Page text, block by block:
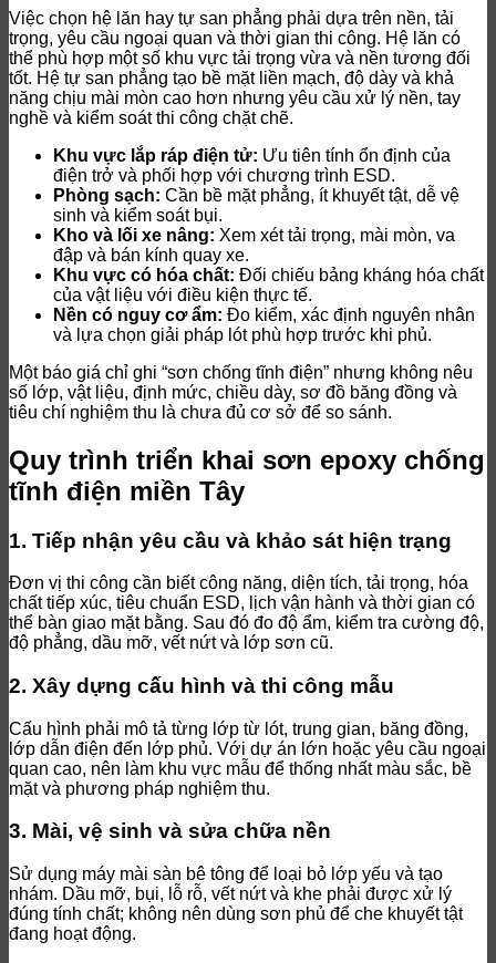
Việc chọn hệ lăn hay tự san phẳng phải dựa trên nền, tải
trọng, yêu cầu ngoại quan và thời gian thi công. Hệ lăn có
thể phù hợp một số khu vực tải trọng vừa và nền tương đối
tốt. Hệ tự san phẳng tạo bề mặt liền mạch, độ dày và khả
năng chịu mài mòn cao hơn nhưng yêu cầu xử lý nền, tay
nghề và kiểm soát thi công chặt chẽ.
Khu vực lắp ráp điện tử: Ưu tiên tính ổn định của
điện trở và phối hợp với chương trình ESD.
Phòng sạch: Cần bề mặt phẳng, ít khuyết tật, dễ vệ
sinh và kiểm soát bụi.
Kho và lối xe nâng: Xem xét tải trọng, mài mòn, va
đập và bán kính quay xe.
Khu vực có hóa chất: Đối chiếu bảng kháng hóa chất
của vật liệu với điều kiện thực tế.
Nền có nguy cơ ẩm: Đo kiểm, xác định nguyên nhân
và lựa chọn giải pháp lót phù hợp trước khi phủ.
Một báo giá chỉ ghi “sơn chống tĩnh điện” nhưng không nêu
số lớp, vật liệu, định mức, chiều dày, sơ đồ băng đồng và
tiêu chí nghiệm thu là chưa đủ cơ sở để so sánh.
Quy trình triển khai sơn epoxy chống
tĩnh điện miền Tây
1. Tiếp nhận yêu cầu và khảo sát hiện trạng
Đơn vị thi công cần biết công năng, diện tích, tải trọng, hóa
chất tiếp xúc, tiêu chuẩn ESD, lịch vận hành và thời gian có
thể bàn giao mặt bằng. Sau đó đo độ ẩm, kiểm tra cường độ,
độ phẳng, dầu mỡ, vết nứt và lớp sơn cũ.
2. Xây dựng cấu hình và thi công mẫu
Cấu hình phải mô tả từng lớp từ lót, trung gian, băng đồng,
lớp dẫn điện đến lớp phủ. Với dự án lớn hoặc yêu cầu ngoại
quan cao, nên làm khu vực mẫu để thống nhất màu sắc, bề
mặt và phương pháp nghiệm thu.
3. Mài, vệ sinh và sửa chữa nền
Sử dụng máy mài sàn bê tông để loại bỏ lớp yếu và tạo
nhám. Dầu mỡ, bụi, lỗ rỗ, vết nứt và khe phải được xử lý
đúng tính chất; không nên dùng sơn phủ để che khuyết tật
đang hoạt động.